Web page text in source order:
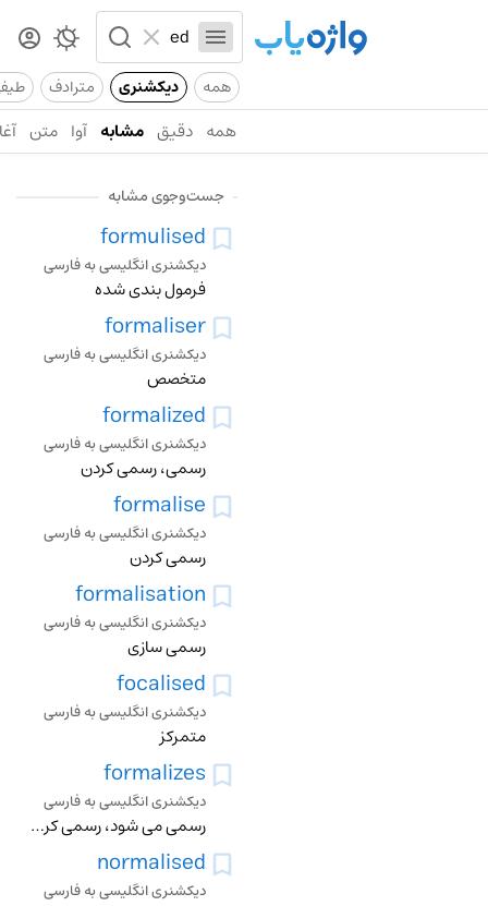
همه دیکشنری مترادف
همه دقیق مشابه آوا متن
جست‌وجوی مشابه
formulised
دیکشنری انگلیسی به فارسی
فرمول بندی شده
formaliser
دیکشنری انگلیسی به فارسی
متخصص
formalized
دیکشنری انگلیسی به فارسی
رسمی، رسمی کردن
formalise
دیکشنری انگلیسی به فارسی
رسمی کردن
formalisation
دیکشنری انگلیسی به فارسی
رسمی سازی
focalised
دیکشنری انگلیسی به فارسی
متمرکز
formalizes
دیکشنری انگلیسی به فارسی
رسمی می شود، رسمی کردن
normalised
دیکشنری انگلیسی به فارسی